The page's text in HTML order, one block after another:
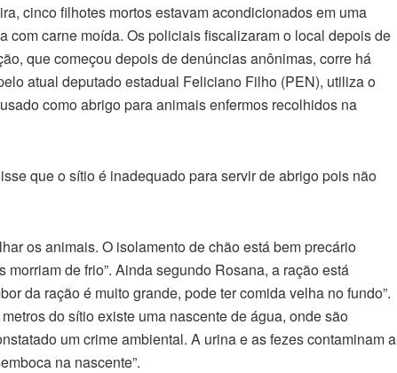
cinco filhotes mortos estavam acondicionados em uma
com carne moída. Os policiais fiscalizaram o local depois de
que começou depois de denúncias anônimas, corre há
atual deputado estadual Feliciano Filho (PEN), utiliza o
como abrigo para animais enfermos recolhidos na
que o sítio é inadequado para servir de abrigo pois não
os animais. O isolamento de chão está bem precário
de frio”. Ainda segundo Rosana, a ração está
da ração é muito grande, pode ter comida velha no fundo”.
do sítio existe uma nascente de água, onde são
um crime ambiental. A urina e as fezes contaminam a
na nascente”.